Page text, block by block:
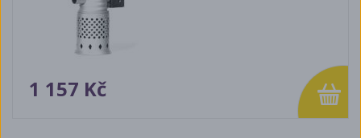
1 157 Kč